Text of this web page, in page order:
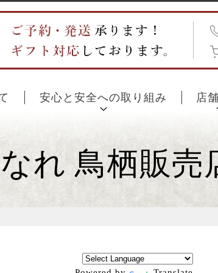
安心と安全への取り組み 店
れ 鳥栖販売